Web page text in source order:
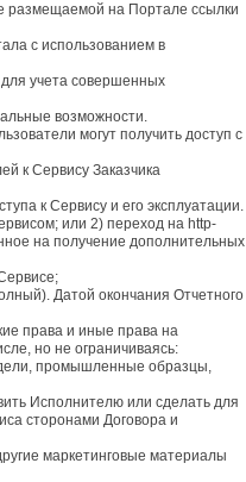
размещаемой на Портале ссылки
с использованием в
учета совершенных
возможности.
могут получить доступ с
к Сервису Заказчика
к Сервису и его эксплуатации.
или 2) переход на http-
на получение дополнительных
Датой окончания Отчетного
права и иные права на
но не ограничиваясь:
промышленные образцы,
Исполнителю или сделать для
сторонами Договора и
маркетинговые материалы